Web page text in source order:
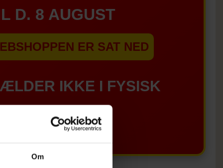
Om
D. 8 AUGUST
ER SAT NED
IKKE I FYSISK
BUTIKKERE